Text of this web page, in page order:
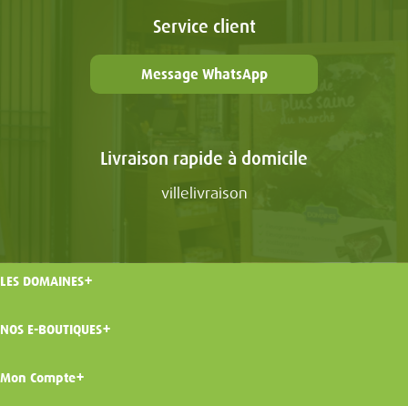
Service client
Message WhatsApp
Livraison rapide à domicile
villelivraison
LES DOMAINES
NOS E-BOUTIQUES
Mon Compte